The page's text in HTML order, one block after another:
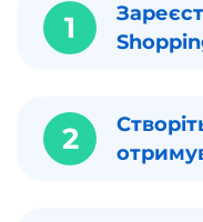
1
2